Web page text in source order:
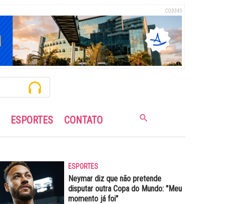
COD345
ESPORTES CONTATO
ESPORTES
Neymar diz que não pretende
disputar outra Copa do Mundo: "Meu
momento já foi"